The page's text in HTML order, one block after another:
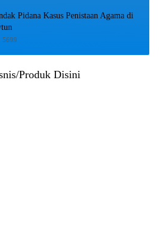
Pidana Kasus Penistaan Agama di
5699
Produk Disini